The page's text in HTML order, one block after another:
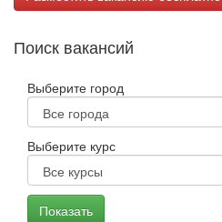
Поиск вакансий
Выберите город
Выберите курс